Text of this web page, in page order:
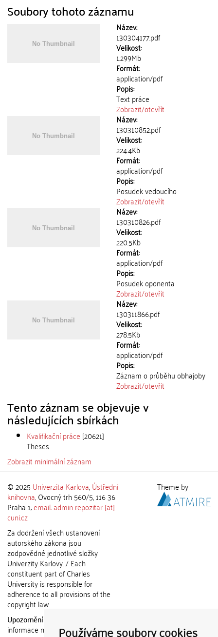
Používáme soubory cookies
Soubory tohoto záznamu
Název:
130304177.pdf
Velikost:
1.299Mb
Formát:
application/pdf
Popis:
Text práce
Zobrazit/otevřít
Název:
130310852.pdf
Velikost:
224.4Kb
Formát:
application/pdf
Popis:
Posudek vedoucího
Zobrazit/otevřít
Název:
130310826.pdf
Velikost:
220.5Kb
Formát:
application/pdf
Popis:
Posudek oponenta
Zobrazit/otevřít
Název:
130311866.pdf
Velikost:
278.5Kb
Formát:
application/pdf
Popis:
Záznam o průběhu obhajoby
Zobrazit/otevřít
Tento záznam se objevuje v
následujících sbírkách
Kvalifikační práce [20621]
Theses
Zobrazit minimální záznam
© 2025 Univerzita Karlova,Ústřední
knihovna, Ovocný trh 560/5, 116 36
Praha 1;email: admin-repozitar [at]
cuni.cz
Za dodržení všech ustanovení
autorského zákona jsou
zodpovědné jednotlivé složky
Univerzity Karlovy. / Each
constituent part of Charles
University is responsible for
adherence to all provisions of the
copyright law.
Upozornění / Notice:
informace nemohou být použity k
Theme by